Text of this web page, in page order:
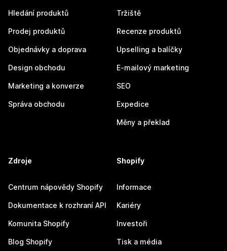
Hledání produktů
Prodej produktů
Objednávky a doprava
Design obchodu
Marketing a konverze
Správa obchodu
Tržiště
Recenze produktů
Upselling a balíčky
E-mailový marketing
SEO
Expedice
Měny a překlad
Zdroje
Centrum nápovědy Shopify
Dokumentace k rozhraní API
Komunita Shopify
Blog Shopify
Shopify
Informace
Kariéry
Investoři
Tisk a média